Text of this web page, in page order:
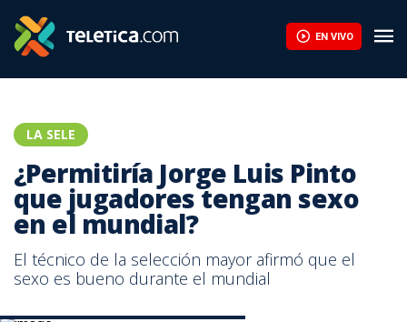
EN VIVO
LA SELE
¿Permitiría Jorge Luis Pinto
que jugadores tengan sexo
en el mundial?
El técnico de la selección mayor afirmó que el
sexo es bueno durante el mundial